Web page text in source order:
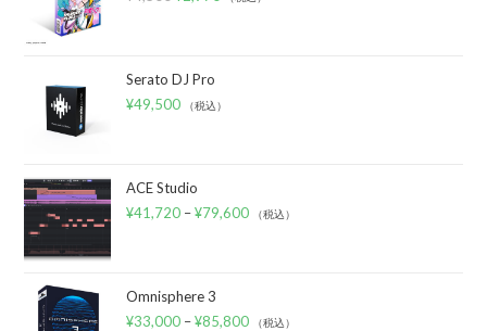
Serato DJ Pro
¥49,500 （税込）
ACE Studio
¥41,720 –¥79,600 （税込）
Omnisphere 3
¥33,000 –¥85,800 （税込）